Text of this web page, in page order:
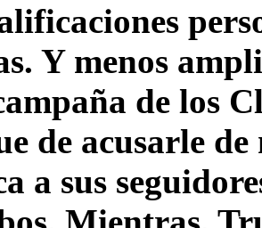
Y menos
de los
de acusarle
a sus